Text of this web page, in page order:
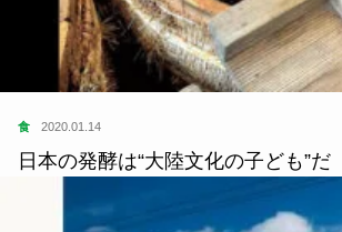
食 2020.01.14
日本の発酵は“大陸文化の子ども”だ